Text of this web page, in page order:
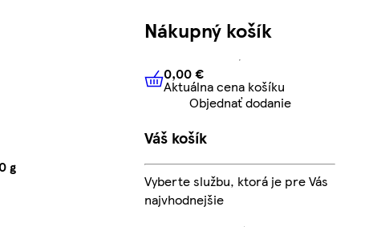
g
Nákupný košík
0,00 € Aktuálna cena košíku
0,00 €
Aktuálna cena košíku
Objednať dodanie
Váš košík
Vyberte službu, ktorá je pre Vás
najvhodnejšie